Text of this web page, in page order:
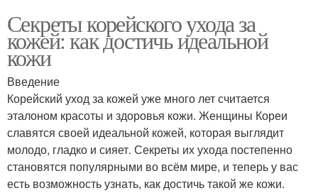
Секреты корейского ухода за
кожей: как достичь идеальной
кожи
Введение
Корейский уход за кожей уже много лет считается
эталоном красоты и здоровья кожи. Женщины Кореи
славятся своей идеальной кожей, которая выглядит
молодо, гладко и сияет. Секреты их ухода постепенно
становятся популярными во всём мире, и теперь у вас
есть возможность узнать, как достичь такой же кожи.